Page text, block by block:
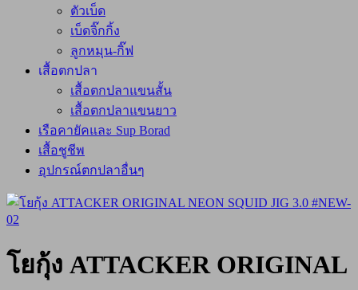
ตัวเบ็ด
เบ็ดจิ๊กกิ้ง
ลูกหมุน-กิ๊ฟ
เสื้อตกปลา
เสื้อตกปลาแขนสั้น
เสื้อตกปลาแขนยาว
เรือคายัคและ Sup Borad
เสื้อชูชีพ
อุปกรณ์ตกปลาอื่นๆ
โยกุ้ง ATTACKER ORIGINAL